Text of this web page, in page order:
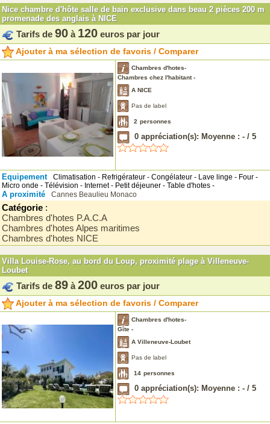
Nice chambre d'hôte salle de bain exclusive dans beau 2 pièces 200 m
promenade des anglais à NICE
Tarifs de 90 à 120 euros par jour
Ajouter à ma sélection de favoris / Comparer
Chambres d'hotes-
Chambres chez l'habitant -
A NICE
Pas de label
2 personnes
0 appréciation(s): Moyenne : - / 5
Equipement
Climatisation - Refrigérateur - Congélateur - Lave linge - Four -
Micro onde - Télévision - Internet - Petit déjeuner - Table d'hotes -
A proximité Cannes Beaulieu Monaco
Catégorie :
Chambres d'hotes P.A.C.A
Chambres d'hotes Alpes maritimes
Chambres d'hotes NICE
Villa Louise-Rose, au bord du Loup, proximité plage à Villeneuve-
Loubet
Tarifs de 89 à 200 euros par jour
Ajouter à ma sélection de favoris / Comparer
Chambres d'hotes-
Gîte -
A Villeneuve-Loubet
Pas de label
14 personnes
0 appréciation(s): Moyenne : - / 5